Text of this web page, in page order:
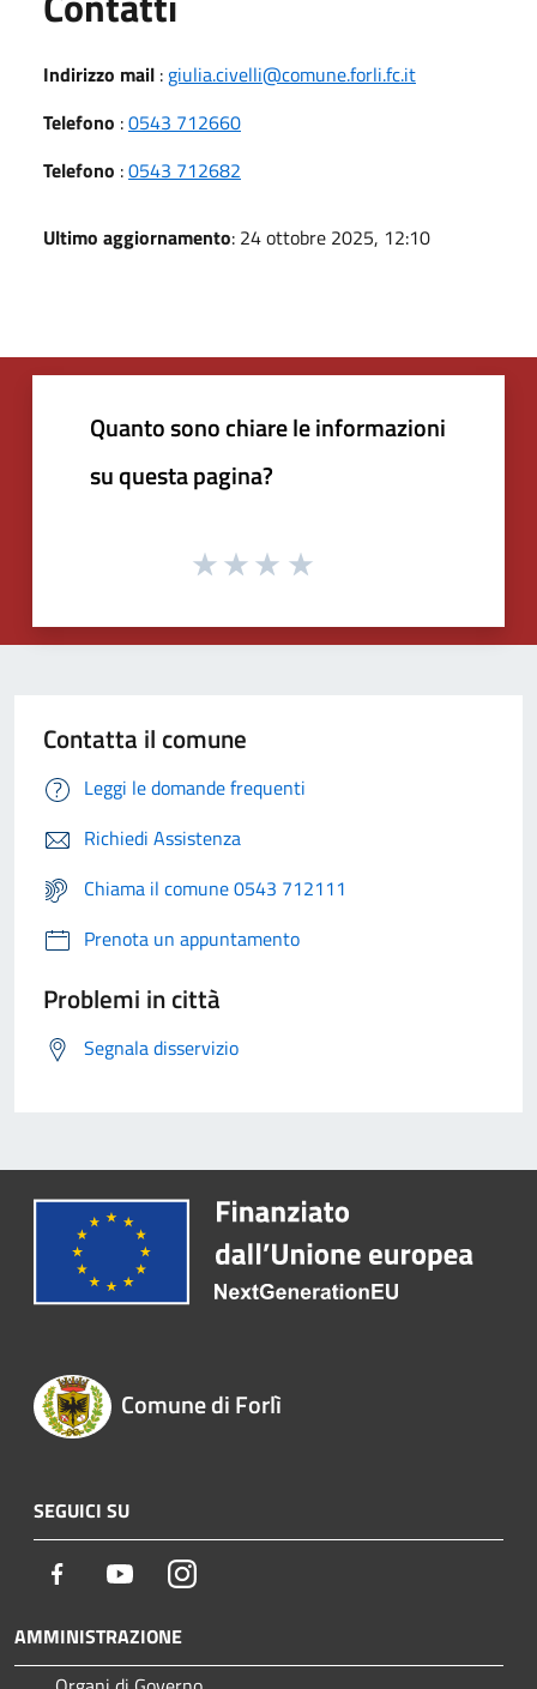
Indirizzo mail : giulia.civelli@comune.forli.fc.it
Telefono :0543 712660
Telefono :0543 712682
Ultimo aggiornamento: 24 ottobre 2025, 12:10
Quanto sono chiare le informazioni
su questa pagina?
Contatta il comune
Leggi le domande frequenti
Richiedi Assistenza
Chiama il comune 0543 712111
Prenota un appuntamento
Problemi in città
Segnala disservizio
Comune di Forlì
SEGUICI SU
Facebook YoutubeInstagram
AMMINISTRAZIONE